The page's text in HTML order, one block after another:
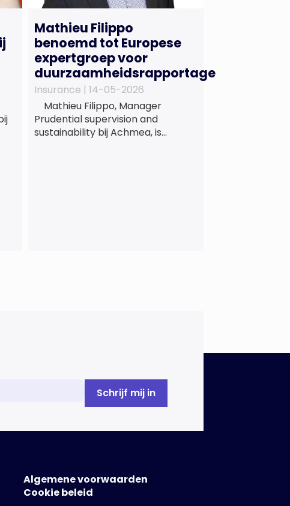
Mathieu Filippo
benoemd tot Europese
expertgroep voor
duurzaamheidsrapportage
Insurance | 14-05-2026
Mathieu Filippo, Manager
Prudential supervision and
sustainability bij Achmea, is
Algemene voorwaarden
Cookie beleid